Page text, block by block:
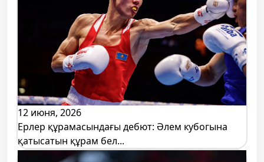
12 июня, 2026
Ерлер құрамасындағы дебют: Әлем кубогына
қатысатын құрам бел...